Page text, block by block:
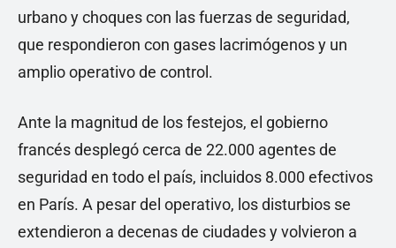
urbano y choques con las fuerzas de seguridad,
que respondieron con gases lacrimógenos y un
amplio operativo de control.
Ante la magnitud de los festejos, el gobierno
francés desplegó cerca de 22.000 agentes de
seguridad en todo el país, incluidos 8.000 efectivos
en París. A pesar del operativo, los disturbios se
extendieron a decenas de ciudades y volvieron a